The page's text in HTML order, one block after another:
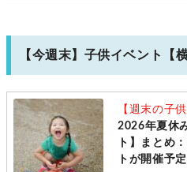
【今週末】子供イベント【横
【週末の子
2026年夏休
ト】まとめ
トが開催予